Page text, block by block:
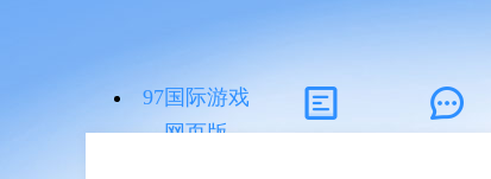
97国际游戏
网页版